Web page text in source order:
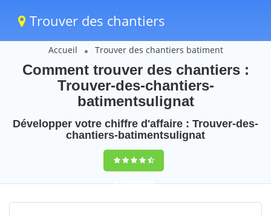
Trouver des chantiers
Accueil Trouver des chantiers batiment
Comment trouver des chantiers :
Trouver-des-chantiers-
batimentsulignat
Développer votre chiffre d'affaire : Trouver-des-
chantiers-batimentsulignat
9,5(100%)68
votes